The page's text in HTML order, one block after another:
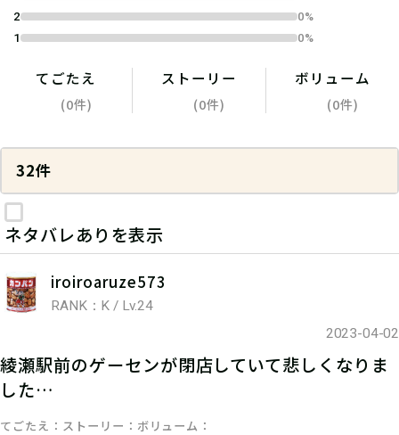
2
0%
1
0%
てごたえ
(0件)
ストーリー
(0件)
ボリューム
(0件)
32件
ネタバレありを表示
iroiroaruze573
RANK：K / Lv.24
2023-04-02
綾瀬駅前のゲーセンが閉店していて悲しくなりま
した…
てごたえ ストーリー ボリューム